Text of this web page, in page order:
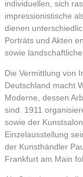
individuellen, sich
impressionistische
dienen
Porträts und Akten
sowie
Die Vermittlung von
Deutschland macht
Moderne, dessen
sind. 1911
sowie der
Einzelausstellung
der Kunsthändler
Frankfurt am Main